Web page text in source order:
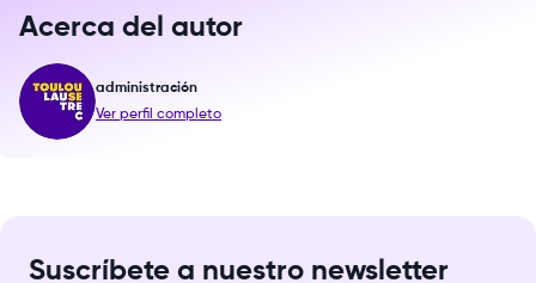
Acerca del autor
administración
Ver perfil completo
Suscríbete a nuestro newsletter